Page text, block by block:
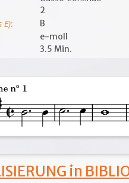
2
E):
B
e-moll
3.5 Min.
in